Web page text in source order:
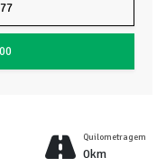
Quilometragem
0km